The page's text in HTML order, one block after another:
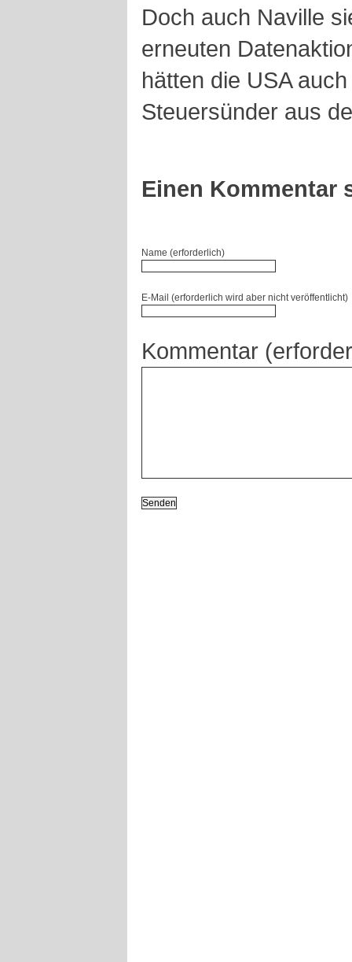
Doch auch Naville
erneuten
hätten die USA
Steuersünder aus
Einen Kommentar
Name (erforderlich)
E-Mail (erforderlich wird aber nicht veröffentlicht)
Kommentar